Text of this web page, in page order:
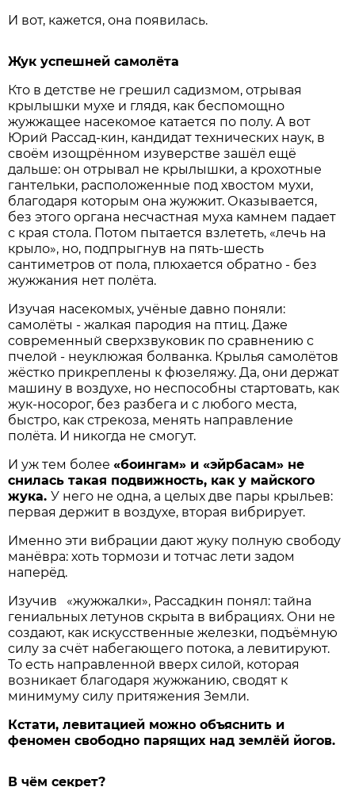
И вот, кажется, она появилась.
Жук успешней самолёта
Кто в детстве не грешил садизмом, отрывая
крылышки мухе и глядя, как беспомощно
жужжащее насекомое катается по полу. А вот
Юрий Рассад-кин, кандидат технических наук, в
своём изощрённом изуверстве зашёл ещё
дальше: он отрывал не крылышки, а крохотные
гантельки, расположенные под хвостом мухи,
благодаря которым она жужжит. Оказывается,
без этого органа несчастная муха камнем падает
с края стола. Потом пытается взлететь, «лечь на
крыло», но, подпрыгнув на пять-шесть
сантиметров от пола, плюхается обратно - без
жужжания нет полёта.
Изучая насекомых, учёные давно поняли:
самолёты - жалкая пародия на птиц. Даже
современный сверхзвуковик по сравнению с
пчелой - неуклюжая болванка. Крылья самолётов
жёстко прикреплены к фюзеляжу. Да, они держат
машину в воздухе, но неспособны стартовать, как
жук-носорог, без разбега и с любого места,
быстро, как стрекоза, менять направление
полёта. И никогда не смогут.
И уж тем более«боингам» и «эйрбасам» не
снилась такая подвижность, как у майского
жука.У него не одна, а целых две пары крыльев:
первая держит в воздухе, вторая вибрирует.
Именно эти вибрации дают жуку полную свободу
манёвра: хоть тормози и тотчас лети задом
наперёд.
Изучив «жужжалки», Рассадкин понял: тайна
гениальных летунов скрыта в вибрациях. Они не
создают, как искусственные железки, подъёмную
силу за счёт набегающего потока, а левитируют.
То есть направленной вверх силой, которая
возникает благодаря жужжанию, сводят к
минимуму силу притяжения Земли.
Кстати, левитацией можно объяснить и
феномен свободно парящих над землёй йогов.
В чём секрет?